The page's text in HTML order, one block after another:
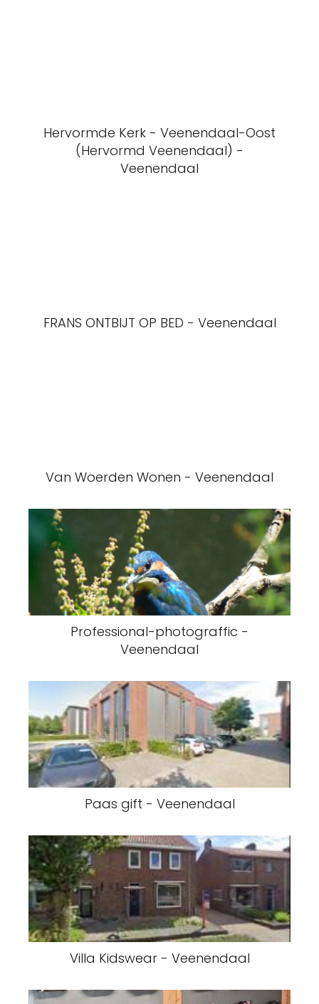
Hervormde Kerk - Veenendaal-Oost
(Hervormd Veenendaal) -
Veenendaal
FRANS ONTBIJT OP BED - Veenendaal
Van Woerden Wonen - Veenendaal
Professional-photograffic -
Veenendaal
Paas gift - Veenendaal
Villa Kidswear - Veenendaal